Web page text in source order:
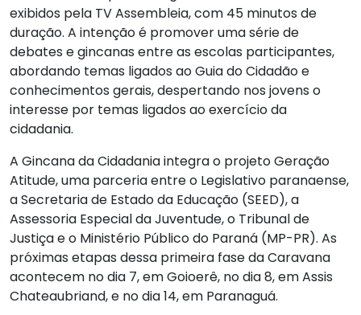
exibidos pela TV Assembleia, com 45 minutos de
duração. A intenção é promover uma série de
debates e gincanas entre as escolas participantes,
abordando temas ligados ao Guia do Cidadão e
conhecimentos gerais, despertando nos jovens o
interesse por temas ligados ao exercício da
cidadania.
A Gincana da Cidadania integra o projeto Geração
Atitude, uma parceria entre o Legislativo paranaense,
a Secretaria de Estado da Educação (SEED), a
Assessoria Especial da Juventude, o Tribunal de
Justiça e o Ministério Público do Paraná (MP-PR). As
próximas etapas dessa primeira fase da Caravana
acontecem no dia 7, em Goioerê, no dia 8, em Assis
Chateaubriand, e no dia 14, em Paranaguá.